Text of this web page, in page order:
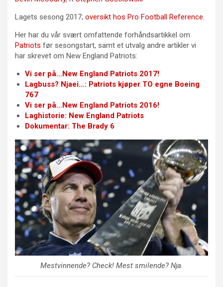
Lagets sesong 2017; oversikt hos Pro Football Reference.
Her har du vår svært omfattende forhåndsartikkel om
Patriots før sesongstart, samt et utvalg andre artikler vi
har skrevet om New England Patriots:
Vi ser på…New England Patriots 2017!
Lagbuss? Njaei…: Patriots kjøper TO egne Boeing
767
Vi ser på…New England Patriots 2016!
Laghistorie: New England Patriots
Dokumentar: The Brady 6
Mestvinnende? Check! Mest smilende? Nja.